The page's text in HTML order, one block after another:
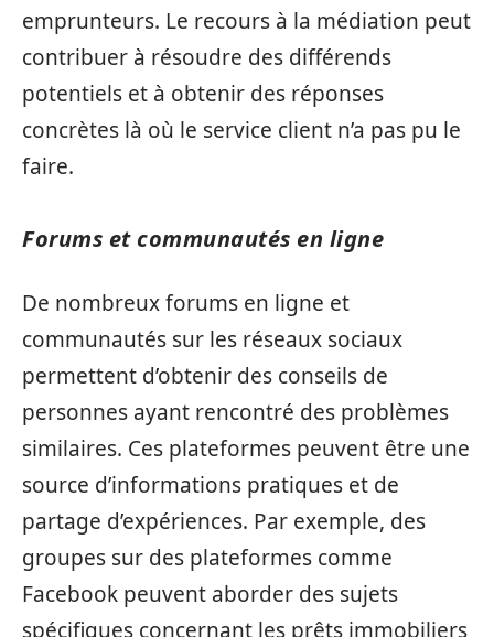
emprunteurs. Le recours à la médiation peut
contribuer à résoudre des différends
potentiels et à obtenir des réponses
concrètes là où le service client n’a pas pu le
faire.
Forums et communautés en ligne
De nombreux forums en ligne et
communautés sur les réseaux sociaux
permettent d’obtenir des conseils de
personnes ayant rencontré des problèmes
similaires. Ces plateformes peuvent être une
source d’informations pratiques et de
partage d’expériences. Par exemple, des
groupes sur des plateformes comme
Facebook peuvent aborder des sujets
spécifiques concernant les prêts immobiliers